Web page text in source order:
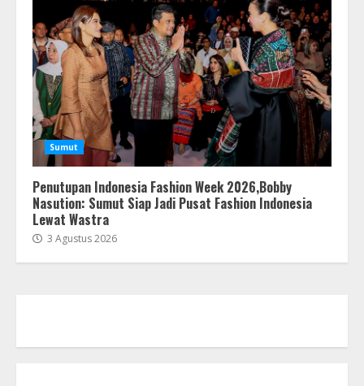
Sumut
Penutupan Indonesia Fashion Week 2026,Bobby
Nasution: Sumut Siap Jadi Pusat Fashion Indonesia
Lewat Wastra
3 Agustus 2026